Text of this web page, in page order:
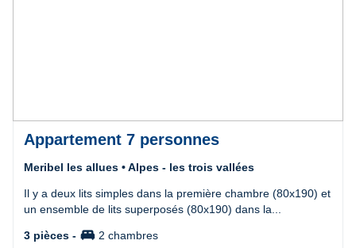
Appartement 7 personnes
Meribel les allues • Alpes - les trois vallées
Il y a deux lits simples dans la première chambre (80x190) et
un ensemble de lits superposés (80x190) dans la...
3 pièces - king_bed 2 chambres